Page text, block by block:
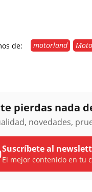
de: motorland
pierdas nada
novedades,
Suscríbete al
El mejor contenido en tu